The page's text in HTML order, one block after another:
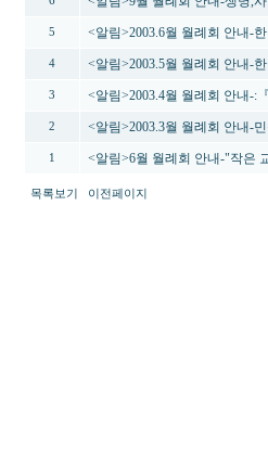
5 <알림>2003.6월 월례회 안내-
4 <알림>2003.5월 월례회 안내-
3 <알림>2003.4월 월례회 안내-:
2 <알림>2003.3월 월례회 안내-
1 <알림>6월 월례회 안내-"작은
목록보기 이전페이지